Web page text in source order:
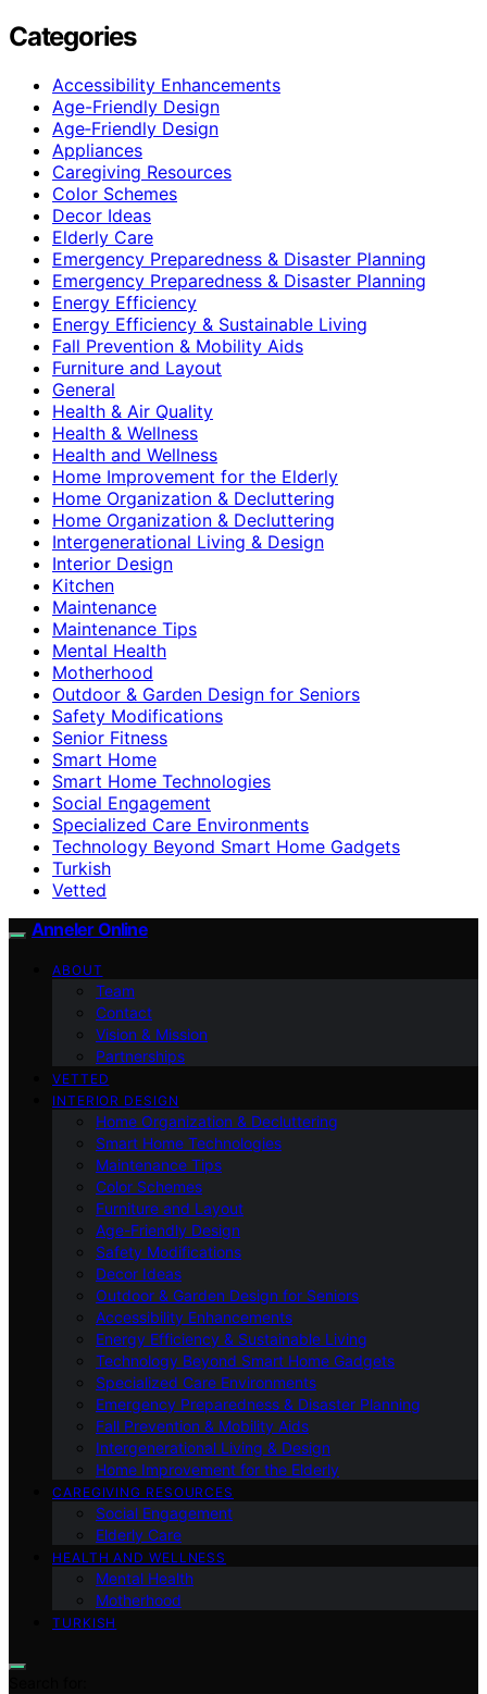
Categories
Accessibility Enhancements
Age-Friendly Design
Age‑Friendly Design
Appliances
Caregiving Resources
Color Schemes
Decor Ideas
Elderly Care
Emergency Preparedness & Disaster Planning
Emergency Preparedness & Disaster Planning
Energy Efficiency
Energy Efficiency & Sustainable Living
Fall Prevention & Mobility Aids
Furniture and Layout
General
Health & Air Quality
Health & Wellness
Health and Wellness
Home Improvement for the Elderly
Home Organization & Decluttering
Home Organization & Decluttering
Intergenerational Living & Design
Interior Design
Kitchen
Maintenance
Maintenance Tips
Mental Health
Motherhood
Outdoor & Garden Design for Seniors
Safety Modifications
Senior Fitness
Smart Home
Smart Home Technologies
Social Engagement
Specialized Care Environments
Technology Beyond Smart Home Gadgets
Turkish
Vetted
Anneler Online
ABOUT
Team
Contact
Vision & Mission
Partnerships
VETTED
INTERIOR DESIGN
Home Organization & Decluttering
Smart Home Technologies
Maintenance Tips
Color Schemes
Furniture and Layout
Age-Friendly Design
Safety Modifications
Decor Ideas
Outdoor & Garden Design for Seniors
Accessibility Enhancements
Energy Efficiency & Sustainable Living
Technology Beyond Smart Home Gadgets
Specialized Care Environments
Emergency Preparedness & Disaster Planning
Fall Prevention & Mobility Aids
Intergenerational Living & Design
Home Improvement for the Elderly
CAREGIVING RESOURCES
Social Engagement
Elderly Care
HEALTH AND WELLNESS
Mental Health
Motherhood
TURKISH